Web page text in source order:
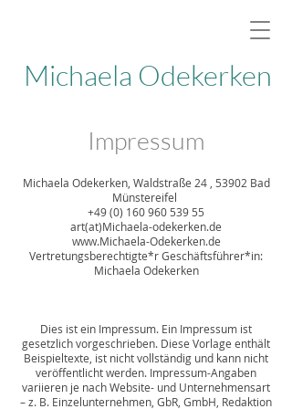
Michaela Odekerken
Impressum
Michaela Odekerken, Waldstraße 24 , 53902 Bad
Münstereifel
+49 (0) 160 960 539 55
art(at)Michaela-odekerken.de
www.Michaela-Odekerken.de
Vertretungsberechtigte*r Geschäftsführer*in:
Michaela Odekerken
Dies ist ein Impressum. Ein Impressum ist
gesetzlich vorgeschrieben. Diese Vorlage enthält
Beispieltexte, ist nicht vollständig und kann nicht
veröffentlicht werden. Impressum-Angaben
variieren je nach Website- und Unternehmensart
– z. B. Einzelunternehmen, GbR, GmbH, Redaktion